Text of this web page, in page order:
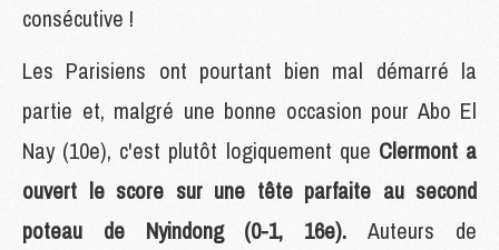
consécutive !
Les Parisiens ont pourtant bien mal démarré la
partie et, malgré une bonne occasion pour Abo El
Nay (10e), c'est plutôt logiquement que Clermont a
ouvert le score sur une tête parfaite au second
poteau de Nyindong (0-1, 16e).Auteurs de